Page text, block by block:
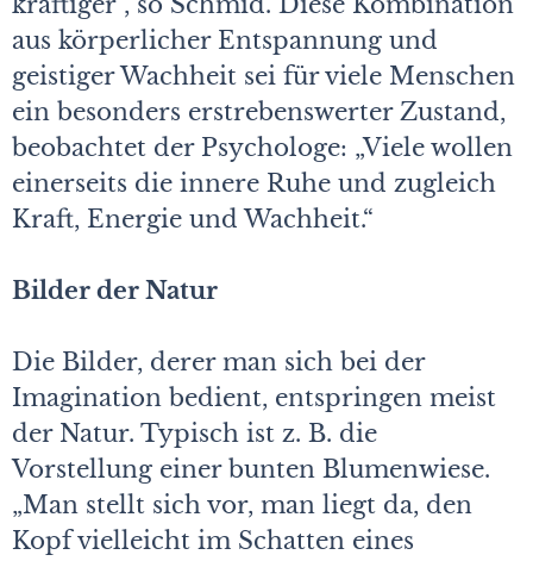
aus körperlicher Entspannung und
geistiger Wachheit sei für viele Menschen
ein besonders erstrebenswerter Zustand,
beobachtet der Psychologe: „Viele wollen
einerseits die innere Ruhe und zugleich
Kraft, Energie und Wachheit.“
Bilder der Natur
Die Bilder, derer man sich bei der
Imagination bedient, entspringen meist
der Natur. Typisch ist z. B. die
Vorstellung einer bunten Blumenwiese.
„Man stellt sich vor, man liegt da, den
Kopf vielleicht im Schatten eines